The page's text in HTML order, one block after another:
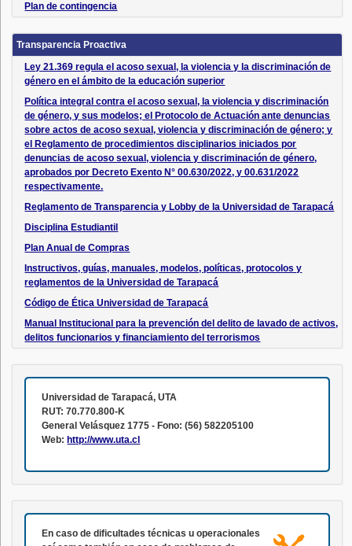
Plan de contingencia
Transparencia Proactiva
Ley 21.369 regula el acoso sexual, la violencia y la discriminación de
género en el ámbito de la educación superior
Política integral contra el acoso sexual, la violencia y discriminación
de género, y sus modelos; el Protocolo de Actuación ante denuncias
sobre actos de acoso sexual, violencia y discriminación de género; y
el Reglamento de procedimientos disciplinarios iniciados por
denuncias de acoso sexual, violencia y discriminación de género,
aprobados por Decreto Exento N° 00.630/2022, y 00.631/2022
respectivamente.
Reglamento de Transparencia y Lobby de la Universidad de Tarapacá
Disciplina Estudiantil
Plan Anual de Compras
Instructivos, guías, manuales, modelos, políticas, protocolos y
reglamentos de la Universidad de Tarapacá
Código de Ética Universidad de Tarapacá
Manual Institucional para la prevención del delito de lavado de activos,
delitos funcionarios y financiamiento del terrorismos
Universidad de Tarapacá, UTA
RUT: 70.770.800-K
General Velásquez 1775 - Fono: (56) 582205100
Web: http://www.uta.cl
En caso de dificultades técnicas u operacionales